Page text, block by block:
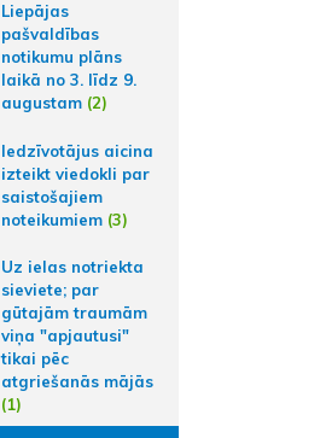
Liepājas
pašvaldības
notikumu plāns
laikā no 3. līdz 9.
augustam (2)
Iedzīvotājus aicina
izteikt viedokli par
saistošajiem
noteikumiem (3)
Uz ielas notriekta
sieviete; par
gūtajām traumām
viņa "apjautusi"
tikai pēc
atgriešanās mājās
(1)